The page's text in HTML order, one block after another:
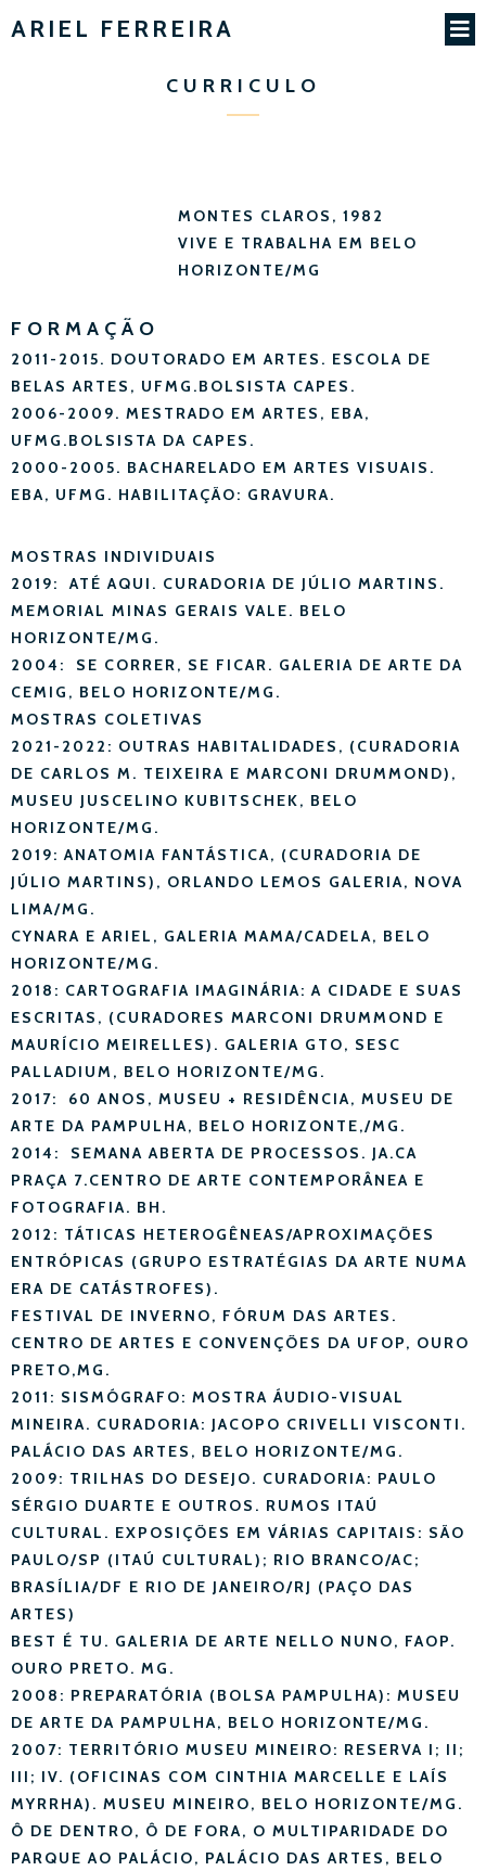
ARIEL FERREIRA
CURRICULO
MONTES CLAROS, 1982
VIVE E TRABALHA EM BELO
HORIZONTE/MG
FORMAÇÃO
2011-2015. DOUTORADO EM ARTES. ESCOLA DE
BELAS ARTES, UFMG.BOLSISTA CAPES.
2006-2009. MESTRADO EM ARTES, EBA,
UFMG.BOLSISTA DA CAPES.
2000-2005. BACHARELADO EM ARTES VISUAIS.
EBA, UFMG. HABILITAÇÃO: GRAVURA.
MOSTRAS INDIVIDUAIS
2019: ATÉ AQUI. CURADORIA DE JÚLIO MARTINS.
MEMORIAL MINAS GERAIS VALE. BELO
HORIZONTE/MG.
2004: SE CORRER, SE FICAR. GALERIA DE ARTE DA
CEMIG, BELO HORIZONTE/MG.
MOSTRAS COLETIVAS
2021-2022: OUTRAS HABITALIDADES, (CURADORIA
DE CARLOS M. TEIXEIRA E MARCONI DRUMMOND),
MUSEU JUSCELINO KUBITSCHEK, BELO
HORIZONTE/MG.
2019: ANATOMIA FANTÁSTICA, (CURADORIA DE
JÚLIO MARTINS), ORLANDO LEMOS GALERIA, NOVA
LIMA/MG.
CYNARA E ARIEL, GALERIA MAMA/CADELA, BELO
HORIZONTE/MG.
2018: CARTOGRAFIA IMAGINÁRIA: A CIDADE E SUAS
ESCRITAS, (CURADORES MARCONI DRUMMOND E
MAURÍCIO MEIRELLES). GALERIA GTO, SESC
PALLADIUM, BELO HORIZONTE/MG.
2017: 60 ANOS, MUSEU + RESIDÊNCIA, MUSEU DE
ARTE DA PAMPULHA, BELO HORIZONTE,/MG.
2014: SEMANA ABERTA DE PROCESSOS. JA.CA
PRAÇA 7.CENTRO DE ARTE CONTEMPORÂNEA E
FOTOGRAFIA. BH.
2012: TÁTICAS HETEROGÊNEAS/APROXIMAÇÕES
ENTRÓPICAS (GRUPO ESTRATÉGIAS DA ARTE NUMA
ERA DE CATÁSTROFES).
FESTIVAL DE INVERNO, FÓRUM DAS ARTES.
CENTRO DE ARTES E CONVENÇÕES DA UFOP, OURO
PRETO,MG.
2011: SISMÓGRAFO: MOSTRA ÁUDIO-VISUAL
MINEIRA. CURADORIA: JACOPO CRIVELLI VISCONTI.
PALÁCIO DAS ARTES, BELO HORIZONTE/MG.
2009: TRILHAS DO DESEJO. CURADORIA: PAULO
SÉRGIO DUARTE E OUTROS. RUMOS ITAÚ
CULTURAL. EXPOSIÇÕES EM VÁRIAS CAPITAIS: SÃO
PAULO/SP (ITAÚ CULTURAL); RIO BRANCO/AC;
BRASÍLIA/DF E RIO DE JANEIRO/RJ (PAÇO DAS
ARTES)
BEST É TU. GALERIA DE ARTE NELLO NUNO, FAOP.
OURO PRETO. MG.
2008: PREPARATÓRIA (BOLSA PAMPULHA): MUSEU
DE ARTE DA PAMPULHA, BELO HORIZONTE/MG.
2007: TERRITÓRIO MUSEU MINEIRO: RESERVA I; II;
III; IV. (OFICINAS COM CINTHIA MARCELLE E LAÍS
MYRRHA). MUSEU MINEIRO, BELO HORIZONTE/MG.
Ô DE DENTRO, Ô DE FORA, O MULTIPARIDADE DO
PARQUE AO PALÁCIO, PALÁCIO DAS ARTES, BELO